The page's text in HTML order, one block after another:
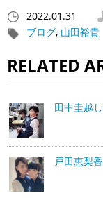
2022.01.31
ブログ, 山田裕貴
RELATED
田中圭越
戸田恵梨